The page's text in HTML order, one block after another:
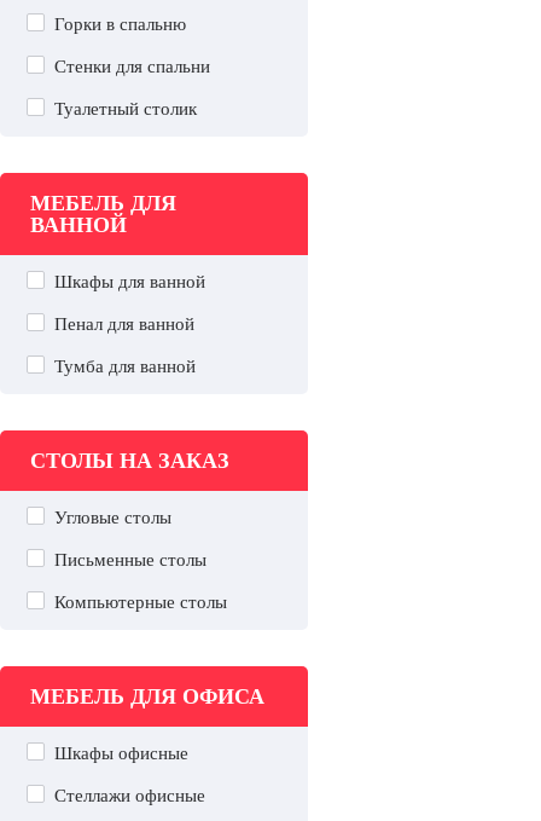
Горки в спальню
Стенки для спальни
Туалетный столик
МЕБЕЛЬ ДЛЯ
ВАННОЙ
Шкафы для ванной
Пенал для ванной
Тумба для ванной
СТОЛЫ НА ЗАКАЗ
Угловые столы
Письменные столы
Компьютерные столы
МЕБЕЛЬ ДЛЯ ОФИСА
Шкафы офисные
Стеллажи офисные